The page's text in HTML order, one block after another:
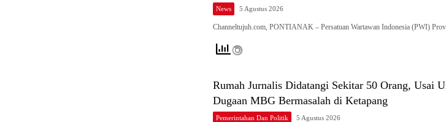
News 5 Agustus 2026
Channeltujuh.com, PONTIANAK – Persatuan Wartawan Indonesia (PWI)
Rumah Jurnalis Didatangi Sekitar 50 Orang, Usai
Dugaan MBG Bermasalah di Ketapang
Pemerintahan Dan Politik 5 Agustus 2026